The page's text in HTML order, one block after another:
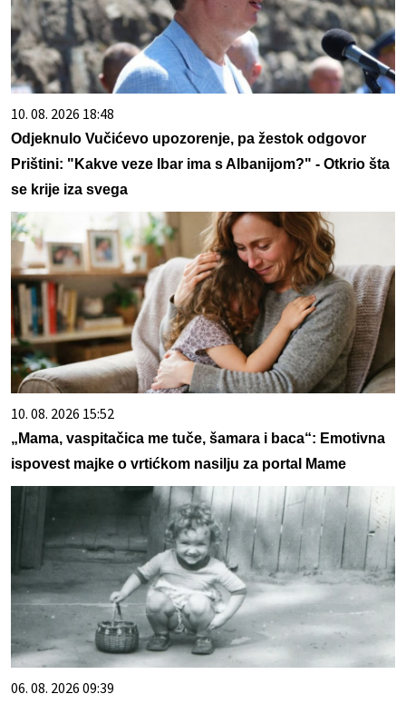
10. 08. 2026 18:48
Odjeknulo Vučićevo upozorenje, pa žestok odgovor
Prištini: "Kakve veze Ibar ima s Albanijom?" - Otkrio šta
se krije iza svega
10. 08. 2026 15:52
„Mama, vaspitačica me tuče, šamara i baca“: Emotivna
ispovest majke o vrtićkom nasilju za portal Mame
06. 08. 2026 09:39